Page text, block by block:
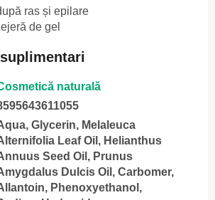
ras și epilare
de gel
naturală
Glycerin, Melaleuca
Leaf Oil, Helianthus
Seed Oil, Prunus
Dulcis Oil, Carbomer,
Phenoxyethanol,